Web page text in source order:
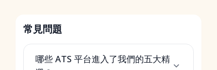
常見問題
哪些 ATS 平台進入了我們的五大精